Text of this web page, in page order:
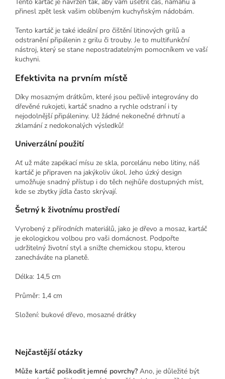
přinesl zpět lesk vašim oblíbeným kuchyňským nádobám.
Tento kartáč je také ideální pro čištění litinových grilů a
odstranění připálenin z grilu či trouby. Je to multifunkční
nástroj, který se stane nepostradatelným pomocníkem ve vaší
kuchyni.
Efektivita na prvním místě
Díky mosazným drátkům, které jsou pečlivě integrovány do
dřevěné rukojeti, kartáč snadno a rychle odstraní i ty
nejodolnější připáleniny. Už žádné nekonečné drhnutí a
zklamání z nedokonalých výsledků!
Univerzální použití
Ať už máte zapékací mísu ze skla, porcelánu nebo litiny, náš
kartáč je připraven na jakýkoliv úkol. Jeho úzký design
umožňuje snadný přístup i do těch nejhůře dostupných míst,
kde se zbytky jídla často skrývají.
Šetrný k životnímu prostředí
Vyrobený z přírodních materiálů, jako je dřevo a mosaz, kartáč
je ekologickou volbou pro vaši domácnost. Podpořte
udržitelný životní styl a snižte chemickou stopu, kterou
zanecháváte na planetě.
Délka: 14,5 cm
Průměr: 1,4 cm
Složení: bukové dřevo, mosazné drátky
Nejčastější otázky
Může kartáč poškodit jemné povrchy?Ano, je důležité být